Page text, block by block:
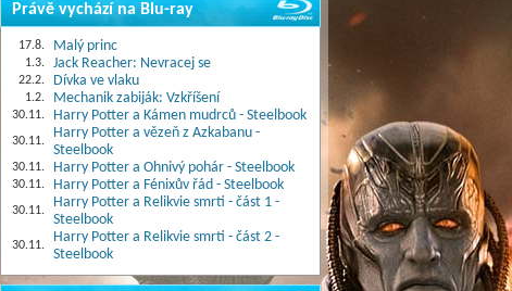
Právě vychází na Blu-ray
17.8. Malý princ
1.3. Jack Reacher: Nevracej se
22.2. Dívka ve vlaku
1.2. Mechanik zabiják: Vzkříšení
30.11. Harry Potter a Kámen mudrců - Steelbook
30.11.
Harry Potter a vězeň z Azkabanu -
Steelbook
30.11. Harry Potter a Ohnivý pohár - Steelbook
30.11. Harry Potter a Fénixův řád - Steelbook
30.11.
Harry Potter a Relikvie smrti - část 1 -
Steelbook
30.11.
Harry Potter a Relikvie smrti - část 2 -
Steelbook